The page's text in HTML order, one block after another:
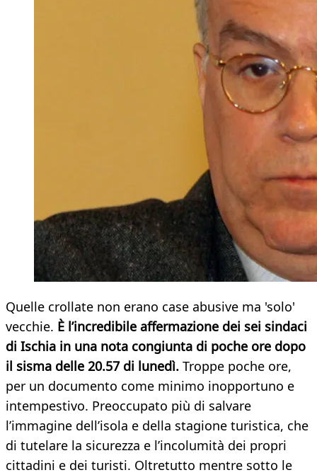
Quelle crollate non erano case abusive ma 'solo'
vecchie. È l’incredibile affermazione dei sei sindaci
di Ischia in una nota congiunta di poche ore dopo
il sisma delle 20.57 di lunedì. Troppe poche ore,
per un documento come minimo inopportuno e
intempestivo. Preoccupato più di salvare
l’immagine dell’isola e della stagione turistica, che
di tutelare la sicurezza e l’incolumità dei propri
cittadini e dei turisti. Oltretutto mentre sotto le